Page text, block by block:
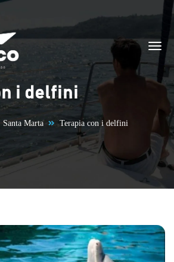
i delfini
Santa Marta Terapia con i delfini